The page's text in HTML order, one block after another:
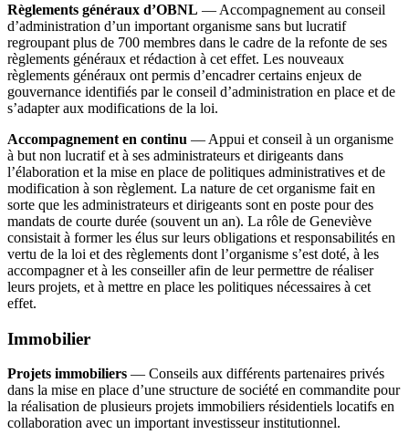
Règlements généraux d’OBNL — Accompagnement au conseil
d’administration d’un important organisme sans but lucratif
regroupant plus de 700 membres dans le cadre de la refonte de ses
règlements généraux et rédaction à cet effet. Les nouveaux
règlements généraux ont permis d’encadrer certains enjeux de
gouvernance identifiés par le conseil d’administration en place et de
s’adapter aux modifications de la loi.
Accompagnement en continu — Appui et conseil à un organisme
à but non lucratif et à ses administrateurs et dirigeants dans
l’élaboration et la mise en place de politiques administratives et de
modification à son règlement. La nature de cet organisme fait en
sorte que les administrateurs et dirigeants sont en poste pour des
mandats de courte durée (souvent un an). La rôle de Geneviève
consistait à former les élus sur leurs obligations et responsabilités en
vertu de la loi et des règlements dont l’organisme s’est doté, à les
accompagner et à les conseiller afin de leur permettre de réaliser
leurs projets, et à mettre en place les politiques nécessaires à cet
effet.
Immobilier
Projets immobiliers — Conseils aux différents partenaires privés
dans la mise en place d’une structure de société en commandite pour
la réalisation de plusieurs projets immobiliers résidentiels locatifs en
collaboration avec un important investisseur institutionnel.